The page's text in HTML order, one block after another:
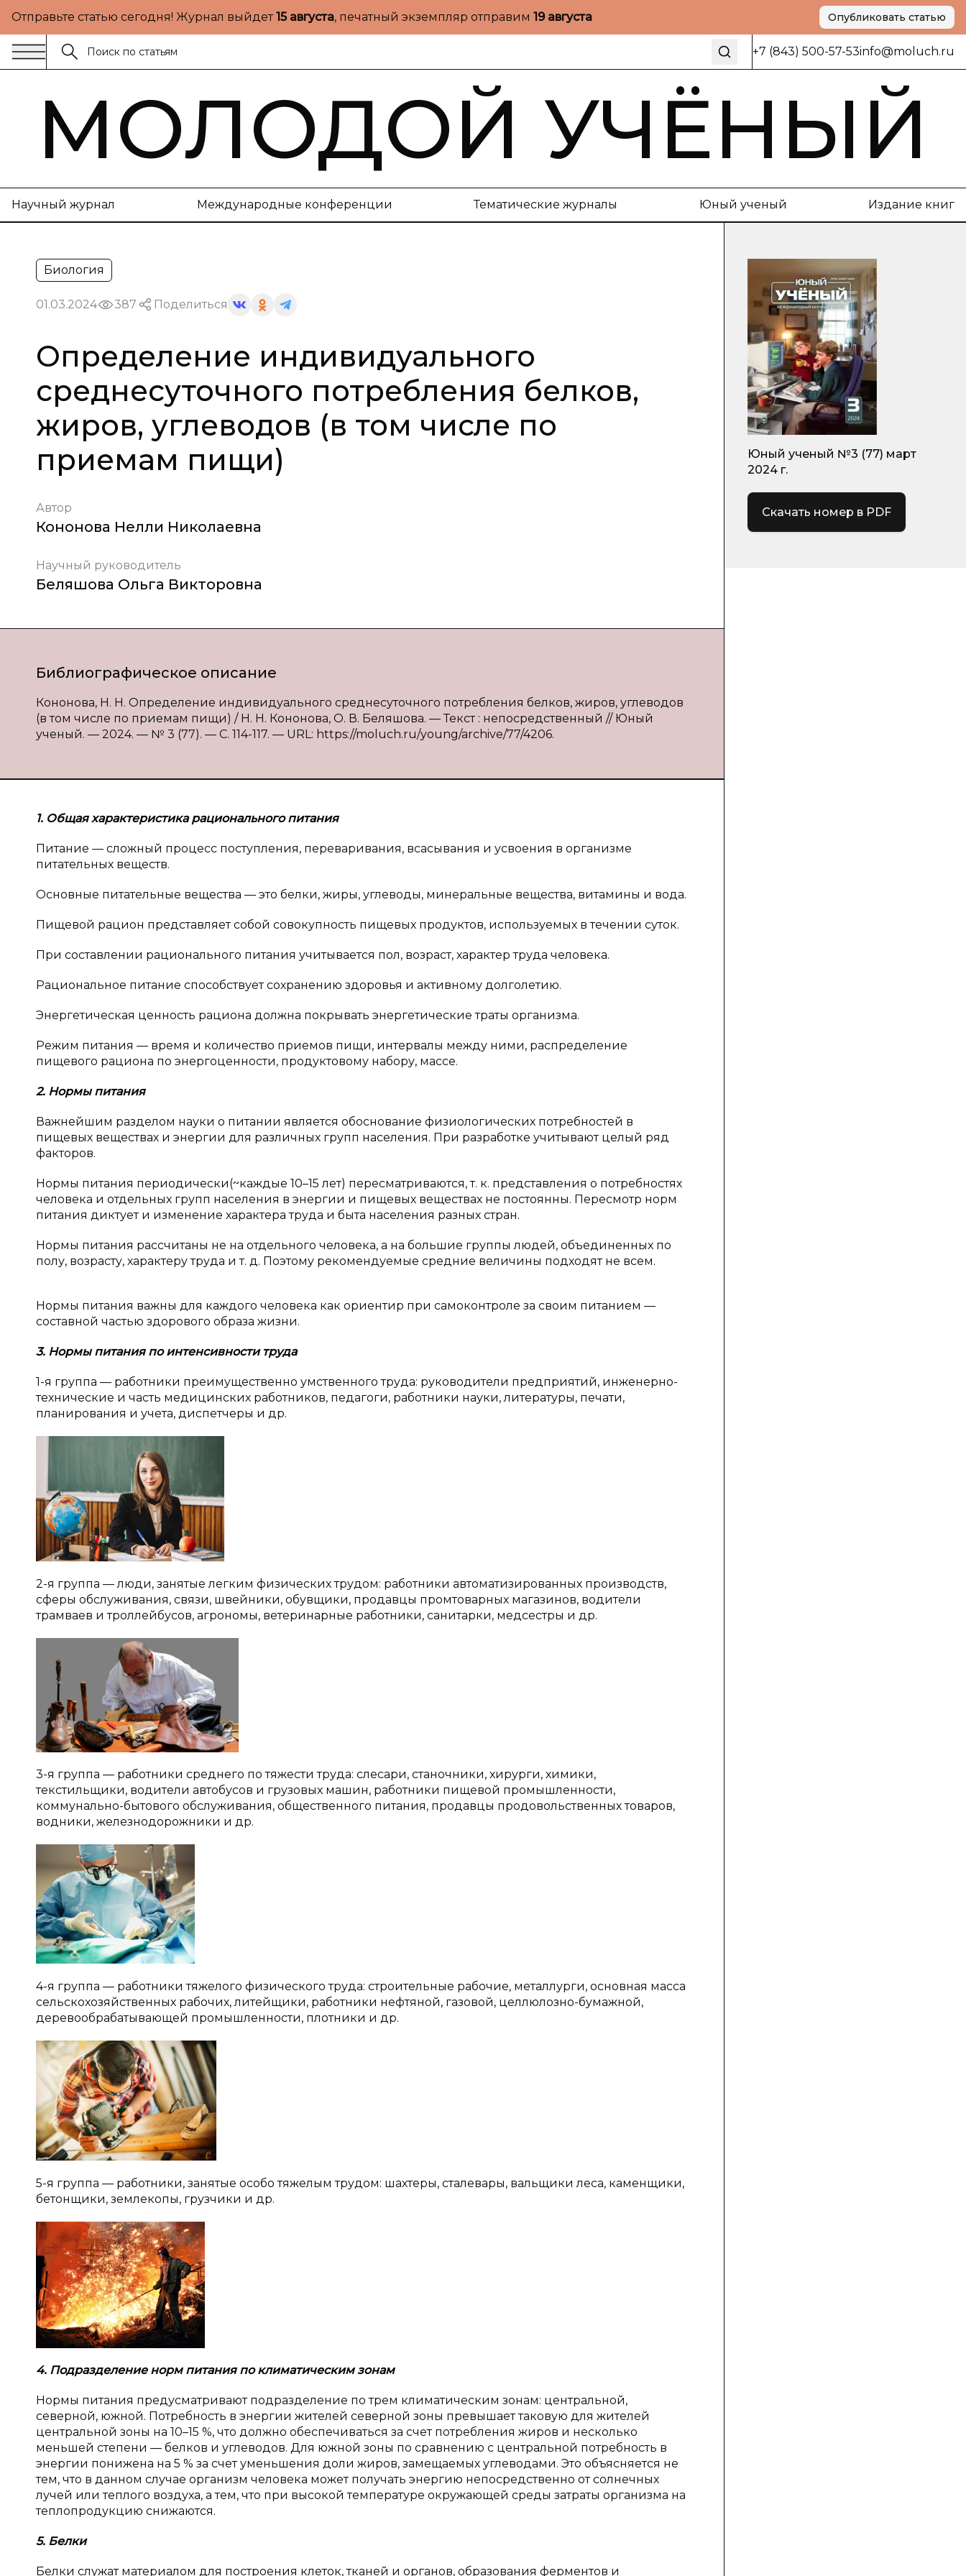
Отправьте статью сегодня! Журнал выйдет15 августа, печатный экземпляр отправим 19 августа Опубликовать статью
+7 (843) 500-57-53info@moluch.ru
МОЛОДОЙ УЧЁНЫЙ
Научный журнал Международные конференции Тематические журналы Юный ученый Издание книг
Биология
01.03.2024 387 Поделиться
Определение индивидуального
среднесуточного потребления белков,
жиров, углеводов (в том числе по
приемам пищи)
Автор
Кононова Нелли Николаевна
Научный руководитель
Беляшова Ольга Викторовна
Библиографическое описание
Кононова, Н. Н. Определение индивидуального среднесуточного потребления белков, жиров, углеводов
(в том числе по приемам пищи) / Н. Н. Кононова, О. В. Беляшова. — Текст : непосредственный // Юный
ученый. — 2024. — № 3 (77). — С. 114-117. — URL: https://moluch.ru/young/archive/77/4206.
1. Общая характеристика рационального питания
Питание — сложный процесс поступления, переваривания, всасывания и усвоения в организме
питательных веществ.
Основные питательные вещества — это белки, жиры, углеводы, минеральные вещества, витамины и вода.
Пищевой рацион представляет собой совокупность пищевых продуктов, используемых в течении суток.
При составлении рационального питания учитывается пол, возраст, характер труда человека.
Рациональное питание способствует сохранению здоровья и активному долголетию.
Энергетическая ценность рациона должна покрывать энергетические траты организма.
Режим питания — время и количество приемов пищи, интервалы между ними, распределение
пищевого рациона по энергоценности, продуктовому набору, массе.
2. Нормы питания
Важнейшим разделом науки о питании является обоснование физиологических потребностей в
пищевых веществах и энергии для различных групп населения. При разработке учитывают целый ряд
факторов.
Нормы питания периодически(~каждые 10–15 лет) пересматриваются, т. к. представления о потребностях
человека и отдельных групп населения в энергии и пищевых веществах не постоянны. Пересмотр норм
питания диктует и изменение характера труда и быта населения разных стран.
Нормы питания рассчитаны не на отдельного человека, а на большие группы людей, объединенных по
полу, возрасту, характеру труда и т. д. Поэтому рекомендуемые средние величины подходят не всем.
Нормы питания важны для каждого человека как ориентир при самоконтроле за своим питанием —
составной частью здорового образа жизни.
3. Нормы питания по интенсивности труда
1-я группа — работники преимущественно умственного труда: руководители предприятий, инженерно-
технические и часть медицинских работников, педагоги, работники науки, литературы, печати,
планирования и учета, диспетчеры и др.
2-я группа — люди, занятые легким физических трудом: работники автоматизированных производств,
сферы обслуживания, связи, швейники, обувщики, продавцы промтоварных магазинов, водители
трамваев и троллейбусов, агрономы, ветеринарные работники, санитарки, медсестры и др.
3-я группа — работники среднего по тяжести труда: слесари, станочники, хирурги, химики,
текстильщики, водители автобусов и грузовых машин, работники пищевой промышленности,
коммунально-бытового обслуживания, общественного питания, продавцы продовольственных товаров,
водники, железнодорожники и др.
4-я группа — работники тяжелого физического труда: строительные рабочие, металлурги, основная масса
сельскохозяйственных рабочих, литейщики, работники нефтяной, газовой, целлюлозно-бумажной,
деревообрабатывающей промышленности, плотники и др.
5-я группа — работники, занятые особо тяжелым трудом: шахтеры, сталевары, вальщики леса, каменщики,
бетонщики, землекопы, грузчики и др.
4. Подразделение норм питания по климатическим зонам
Нормы питания предусматривают подразделение по трем климатическим зонам: центральной,
северной, южной. Потребность в энергии жителей северной зоны превышает таковую для жителей
центральной зоны на 10–15 %, что должно обеспечиваться за счет потребления жиров и несколько
меньшей степени — белков и углеводов. Для южной зоны по сравнению с центральной потребность в
энергии понижена на 5 % за счет уменьшения доли жиров, замещаемых углеводами. Это объясняется не
тем, что в данном случае организм человека может получать энергию непосредственно от солнечных
лучей или теплого воздуха, а тем, что при высокой температуре окружающей среды затраты организма на
теплопродукцию снижаются.
5. Белки
Белки служат материалом для построения клеток, тканей и органов, образования ферментов и
Юный ученый №3 (77) март
2024 г.
Скачать номер в PDF